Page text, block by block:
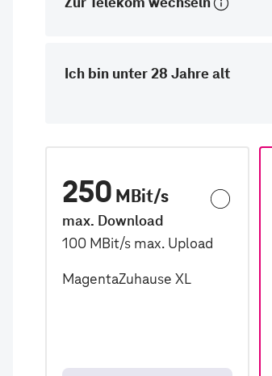
Ich bin unter 28 Jahre alt
250 MBit/s
max. Download
100 MBit/s max. Upload
MagentaZuhause XL